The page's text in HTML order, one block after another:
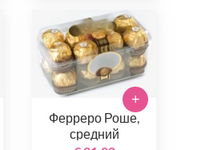
Ферреро Роше,
средний
+